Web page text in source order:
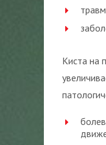
Киста на